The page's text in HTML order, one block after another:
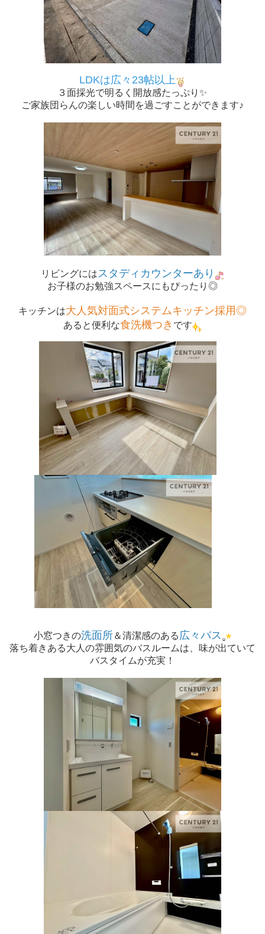
LDKは広々23帖以上
３面採光で明るく開放感たっぷり✨
ご家族団らんの楽しい時間を過ごすことができます♪
リビングにはスタディカウンターあり
お子様のお勉強スペースにもぴったり◎
キッチンは大人気対面式システムキッチン採用◎
あると便利な食洗機つき です
小窓つきの洗面所＆清潔感のある 広々バス
落ち着きある大人の雰囲気のバスルームは、味が出ていて
バスタイムが充実！